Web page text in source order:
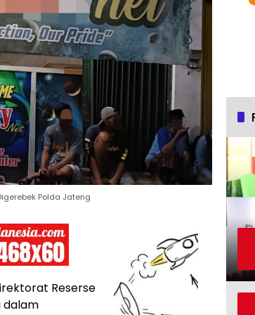
Polda Jateng
Reserse
dalam